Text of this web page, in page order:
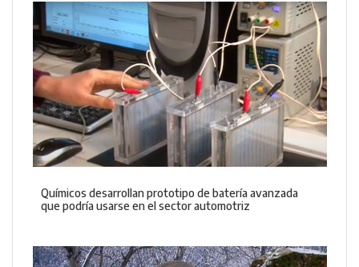
Químicos desarrollan prototipo de batería avanzada
que podría usarse en el sector automotriz